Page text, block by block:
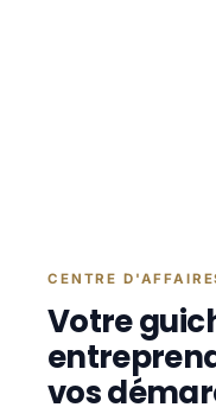
CENTRE
Votre
vos